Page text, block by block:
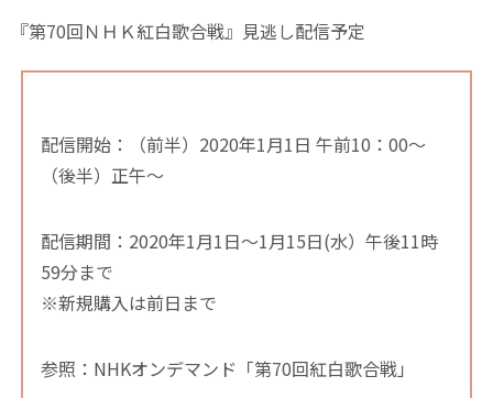
『第70回ＮＨＫ紅白歌合戦』見逃し配信予定
配信開始：（前半）2020年1月1日 午前10：00～
（後半）正午～
配信期間：2020年1月1日～1月15日(水）午後11時
59分まで
※新規購入は前日まで
参照：NHKオンデマンド「第70回紅白歌合戦」